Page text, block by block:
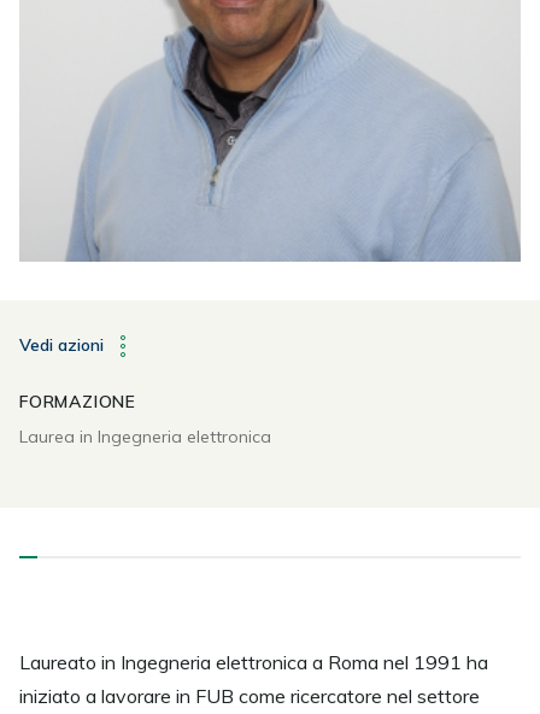
Vedi azioni
FORMAZIONE
Laurea in Ingegneria elettronica
Laureato in Ingegneria elettronica a Roma nel 1991 ha
iniziato a lavorare in FUB come ricercatore nel settore